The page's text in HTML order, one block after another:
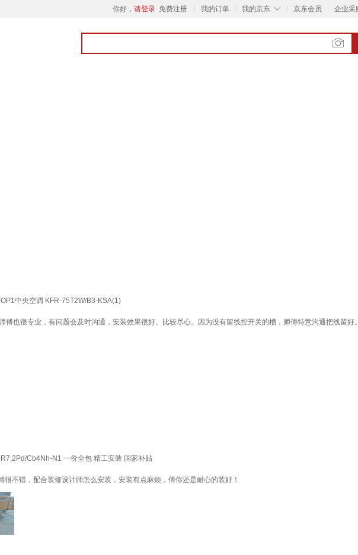
你好， 请登录 免费注册 我的订单 ◇
我的京东 京东会员 企业采
中央空调 KFR-75T2W/B3-KSA(1)
也很专业，有问题会及时沟通，安装效果很好。比较尽心。因为没有留线控开关的槽，师傅特意沟通把线留好
Cb4Nh-N1 一价全包 精工安装 国家补贴
不错，配合装修设计师怎么安装，安装有点麻烦，傅你还是耐心的装好！